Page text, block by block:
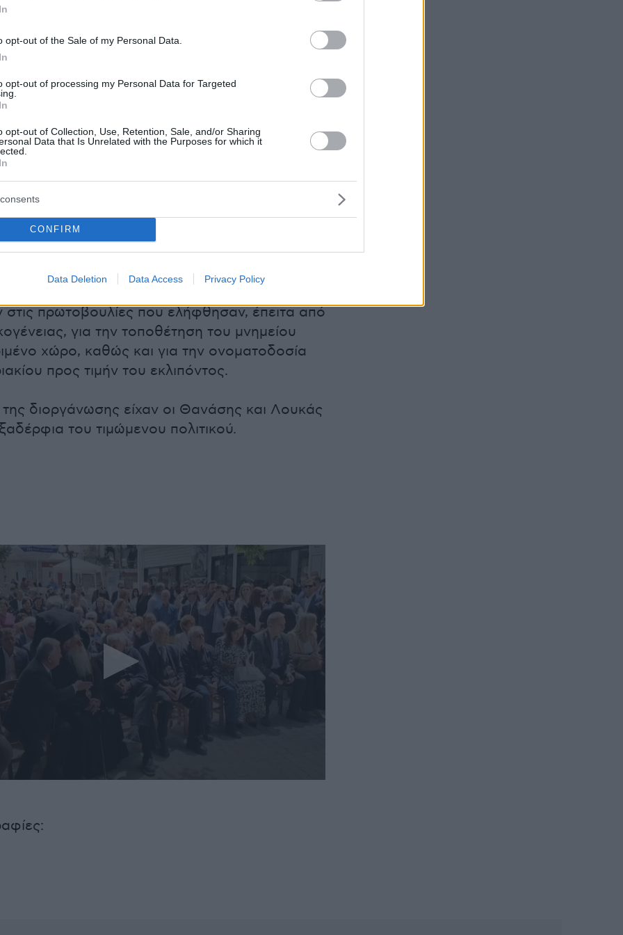
opt-out of the Sale of my Personal Data.
opt-out of processing my Personal Data for Targeted
opt-out of Collection, Use, Retention, Sale, and/or Sharing
Data that Is Unrelated with the Purposes for which it
CONFIRM
Data Deletion Data Access Privacy Policy
ο Κώστας Γείτονας, ο Μιλτιάδης
και ο Λάζαρος Λωτίδης.
ήταν οι ομιλίες του πρώην υπουργού
καθώς και της συζύγου του εκλιπόντος,
αναφέρθηκαν με ιδιαίτερη συγκίνηση στο
του, τον αδαμάντινο χαρακτήρα του και την
ενός πολιτικού με μακρά και ουσιαστική
Δημήτρης Καραμάνης και ο
πρωτοβουλίες που ελήφθησαν, έπειτα από
για την τοποθέτηση του μνημείου
χώρο, καθώς και για την ονοματοδοσία
προς τιμήν του εκλιπόντος.
της διοργάνωσης είχαν οι Θανάσης και Λουκάς
του τιμώμενου πολιτικού.